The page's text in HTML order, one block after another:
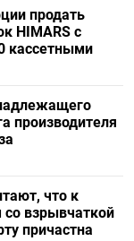
продать
HIMARS с
кассетными
производителя
что к
взрывчаткой
причастна